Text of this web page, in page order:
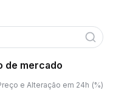
de mercado
e Alteração em 24h (%)